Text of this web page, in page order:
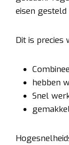
eisen
Dit is precies
hebben
Snel